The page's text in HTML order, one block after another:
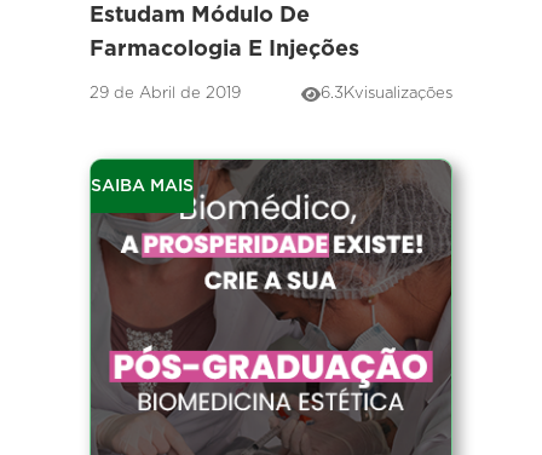
Estudam Módulo De
Farmacologia E Injeções
29 de Abril de 2019 6.3Kvisualizações
SAIBA MAIS